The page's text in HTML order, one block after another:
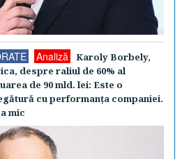
Analiză
Karoly Borbely,
despre raliul de 60% al
de 90 mld. lei: Este o
cu performanţa companiei.
mic